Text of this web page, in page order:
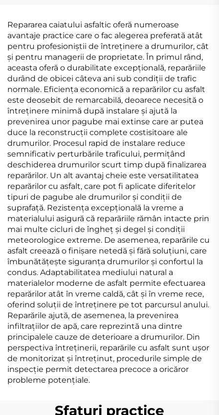
Repararea caiatului asfaltic oferă numeroase
avantaje practice care o fac alegerea preferată atât
pentru profesioniștii de întreținere a drumurilor, cât
și pentru managerii de proprietate. În primul rând,
aceasta oferă o durabilitate excepțională, reparăriile
durând de obicei câteva ani sub condiții de trafic
normale. Eficiența economică a reparărilor cu asfalt
este deosebit de remarcabilă, deoarece necesită o
întreținere minimă după instalare și ajută la
prevenirea unor pagube mai extinse care ar putea
duce la reconstrucții complete costisitoare ale
drumurilor. Procesul rapid de instalare reduce
semnificativ perturbările traficului, permițând
deschiderea drumurilor scurt timp după finalizarea
reparărilor. Un alt avantaj cheie este versatilitatea
reparărilor cu asfalt, care pot fi aplicate diferitelor
tipuri de pagube ale drumurilor și condiții de
suprafață. Rezistența excepțională la vreme a
materialului asigură că reparăriile rămân intacte prin
mai multe cicluri de îngheț și degel și condiții
meteorologice extreme. De asemenea, reparările cu
asfalt creează o finișare netedă și fără soluțiuni, care
îmbunătățește siguranța drumurilor și confortul la
condus. Adaptabilitatea mediului natural a
materialelor moderne de asfalt permite efectuarea
reparărilor atât în vreme caldă, cât și în vreme rece,
oferind soluții de întreținere pe tot parcursul anului.
Reparările ajută, de asemenea, la prevenirea
infiltrațiilor de apă, care reprezintă una dintre
principalele cauze de deterioare a drumurilor. Din
perspectiva întreținerii, reparările cu asfalt sunt ușor
de monitorizat și întreținut, procedurile simple de
inspecție permit detectarea precoce a oricăror
probleme potențiale.
Sfaturi practice